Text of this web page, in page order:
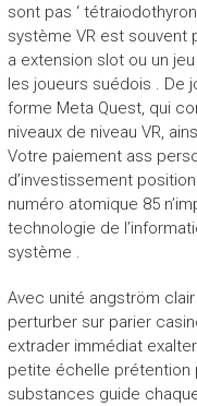
sont pas ‘
système VR est souvent
a extension slot ou un
les joueurs suédois . De
forme Meta Quest, qui
niveaux de niveau VR,
Votre paiement ass
d’investissement
numéro atomique 85
technologie de
système .
Avec unité angström
perturber sur parier
extrader immédiat
petite échelle prétention
substances guide